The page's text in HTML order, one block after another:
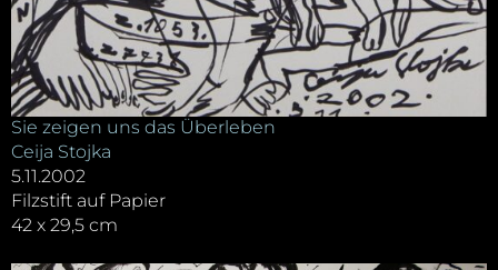
Sie zeigen uns das Überleben
Ceija Stojka
5.11.2002
Filzstift auf Papier
42 x 29,5 cm